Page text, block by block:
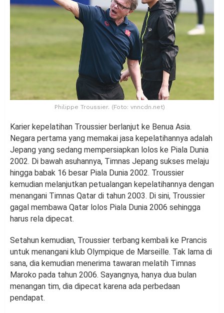
Philippe Troussier. (Foto: vnncdn.net)
Karier kepelatihan Troussier berlanjut ke Benua Asia.
Negara pertama yang memakai jasa kepelatihannya adalah
Jepang yang sedang mempersiapkan lolos ke Piala Dunia
2002. Di bawah asuhannya, Timnas Jepang sukses melaju
hingga babak 16 besar Piala Dunia 2002. Troussier
kemudian melanjutkan petualangan kepelatihannya dengan
menangani Timnas Qatar di tahun 2003. Di sini, Troussier
gagal membawa Qatar lolos Piala Dunia 2006 sehingga
harus rela dipecat.
Setahun kemudian, Troussier terbang kembali ke Prancis
untuk menangani klub Olympique de Marseille. Tak lama di
sana, dia kemudian menerima tawaran melatih Timnas
Maroko pada tahun 2006. Sayangnya, hanya dua bulan
menangan tim, dia dipecat karena ada perbedaan
pendapat.